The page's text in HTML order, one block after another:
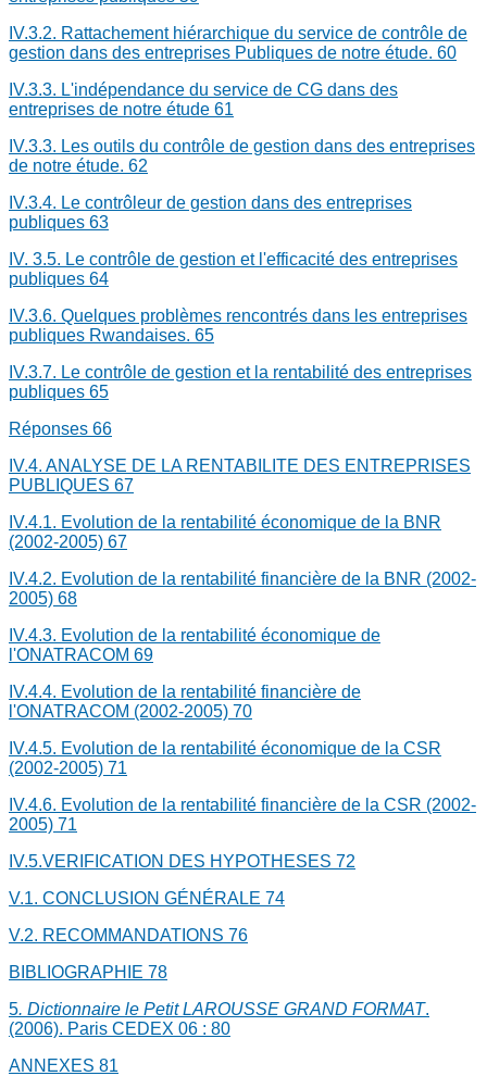
IV.3.2. Rattachement hiérarchique du service de contrôle de
gestion dans des entreprises Publiques de notre étude. 60
IV.3.3. L'indépendance du service de CG dans des
entreprises de notre étude 61
IV.3.3. Les outils du contrôle de gestion dans des entreprises
de notre étude. 62
IV.3.4. Le contrôleur de gestion dans des entreprises
publiques 63
IV. 3.5. Le contrôle de gestion et l'efficacité des entreprises
publiques 64
IV.3.6. Quelques problèmes rencontrés dans les entreprises
publiques Rwandaises. 65
IV.3.7. Le contrôle de gestion et la rentabilité des entreprises
publiques 65
Réponses 66
IV.4. ANALYSE DE LA RENTABILITE DES ENTREPRISES
PUBLIQUES 67
IV.4.1. Evolution de la rentabilité économique de la BNR
(2002-2005) 67
IV.4.2. Evolution de la rentabilité financière de la BNR (2002-
2005) 68
IV.4.3. Evolution de la rentabilité économique de
l'ONATRACOM 69
IV.4.4. Evolution de la rentabilité financière de
l'ONATRACOM (2002-2005) 70
IV.4.5. Evolution de la rentabilité économique de la CSR
(2002-2005) 71
IV.4.6. Evolution de la rentabilité financière de la CSR (2002-
2005) 71
IV.5.VERIFICATION DES HYPOTHESES 72
V.1. CONCLUSION GÉNÉRALE 74
V.2. RECOMMANDATIONS 76
BIBLIOGRAPHIE 78
5. Dictionnaire le Petit LAROUSSE GRAND FORMAT.
(2006). Paris CEDEX 06 : 80
ANNEXES 81